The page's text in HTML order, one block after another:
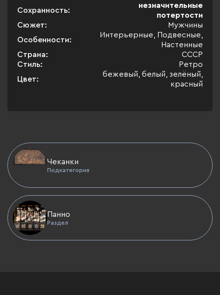
Сохранность:
незначительные
потертости
Сюжет:
Мужчины
Особенности:
Интерьерные, Подвесные,
Настенные
Страна:
СССР
Стиль:
Ретро
Цвет:
бежевый, белый, зелёный,
красный
Чеканки
Подкатегория
Панно
Раздел